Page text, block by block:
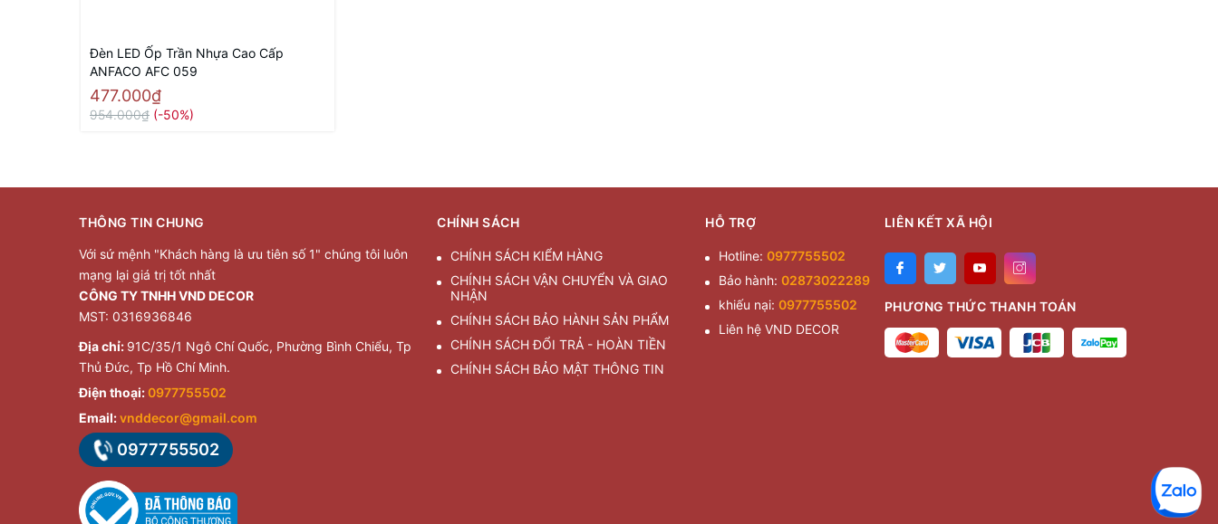
Đèn LED Ốp Trần Nhựa Cao Cấp
ANFACO AFC 059
477.000₫
954.000₫ (-50%)
THÔNG TIN CHUNG
Với sứ mệnh "Khách hàng là ưu tiên số 1" chúng tôi luôn
mạng lại giá trị tốt nhất
CÔNG TY TNHH VND DECOR
MST: 0316936846
Địa chỉ: 91C/35/1 Ngô Chí Quốc, Phường Bình Chiểu, Tp
Thủ Đức, Tp Hồ Chí Minh.
Điện thoại: 0977755502
Email:vnddecor@gmail.com
0977755502
CHÍNH SÁCH
CHÍNH SÁCH KIỂM HÀNG
CHÍNH SÁCH VẬN CHUYỂN VÀ GIAO
NHẬN
CHÍNH SÁCH BẢO HÀNH SẢN PHẨM
CHÍNH SÁCH ĐỔI TRẢ - HOÀN TIỀN
CHÍNH SÁCH BẢO MẬT THÔNG TIN
HỖ TRỢ
Hotline: 0977755502
Bảo hành: 02873022289
khiếu nại: 0977755502
Liên hệ VND DECOR
LIÊN KẾT XÃ HỘI
PHƯƠNG THỨC THANH TOÁN